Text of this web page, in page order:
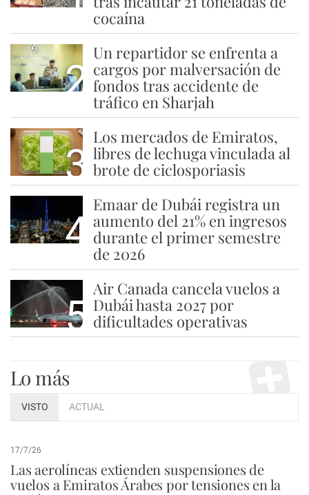
cocaína
2
Un repartidor se enfrenta a
cargos por malversación de
fondos tras accidente de
tráfico en Sharjah
3
Los mercados de Emiratos,
libres de lechuga vinculada al
brote de ciclosporiasis
4
Emaar de Dubái registra un
aumento del 21% en ingresos
durante el primer semestre
de 2026
5
Air Canada cancela vuelos a
Dubái hasta 2027 por
dificultades operativas
Lo más
VISTO ACTUAL
17/7/26
Las aerolíneas extienden suspensiones de
vuelos a Emiratos Árabes por tensiones en la